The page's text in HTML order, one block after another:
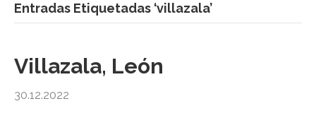
Entradas Etiquetadas ‘villazala’
Villazala, León
30.12.2022